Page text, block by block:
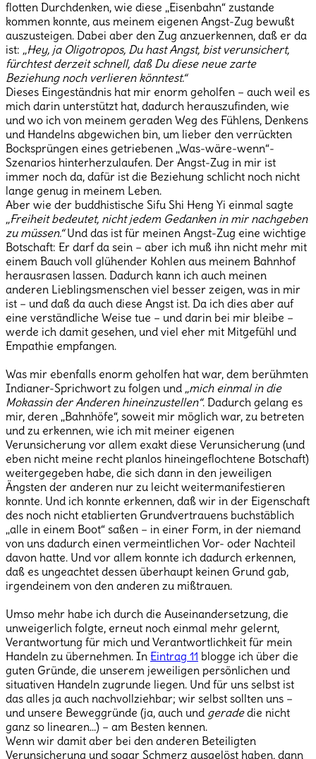
flotten Durchdenken, wie diese „Eisenbahn“ zustande
kommen konnte, aus meinem eigenen Angst-Zug bewußt
auszusteigen. Dabei aber den Zug anzuerkennen, daß er da
ist: „Hey, ja Oligotropos, Du hast Angst, bist verunsichert,
fürchtest derzeit schnell, daß Du diese neue zarte
Beziehung noch verlieren könntest.“
Dieses Eingeständnis hat mir enorm geholfen – auch weil es
mich darin unterstützt hat, dadurch herauszufinden, wie
und wo ich von meinem geraden Weg des Fühlens, Denkens
und Handelns abgewichen bin, um lieber den verrückten
Bocksprüngen eines getriebenen „Was-wäre-wenn“-
Szenarios hinterherzulaufen. Der Angst-Zug in mir ist
immer noch da, dafür ist die Beziehung schlicht noch nicht
lange genug in meinem Leben.
Aber wie der buddhistische Sifu Shi Heng Yi einmal sagte
„Freiheit bedeutet, nicht jedem Gedanken in mir nachgeben
zu müssen.“Und das ist für meinen Angst-Zug eine wichtige
Botschaft: Er darf da sein – aber ich muß ihn nicht mehr mit
einem Bauch voll glühender Kohlen aus meinem Bahnhof
herausrasen lassen. Dadurch kann ich auch meinen
anderen Lieblingsmenschen viel besser zeigen, was in mir
ist – und daß da auch diese Angst ist. Da ich dies aber auf
eine verständliche Weise tue – und darin bei mir bleibe –
werde ich damit gesehen, und viel eher mit Mitgefühl und
Empathie empfangen.
Was mir ebenfalls enorm geholfen hat war, dem berühmten
Indianer-Sprichwort zu folgen und „mich einmal in die
Mokassin der Anderen hineinzustellen“. Dadurch gelang es
mir, deren „Bahnhöfe“, soweit mir möglich war, zu betreten
und zu erkennen, wie ich mit meiner eigenen
Verunsicherung vor allem exakt diese Verunsicherung (und
eben nicht meine recht planlos hineingeflochtene Botschaft)
weitergegeben habe, die sich dann in den jeweiligen
Ängsten der anderen nur zu leicht weitermanifestieren
konnte. Und ich konnte erkennen, daß wir in der Eigenschaft
des noch nicht etablierten Grundvertrauens buchstäblich
„alle in einem Boot“ saßen – in einer Form, in der niemand
von uns dadurch einen vermeintlichen Vor- oder Nachteil
davon hatte. Und vor allem konnte ich dadurch erkennen,
daß es ungeachtet dessen überhaupt keinen Grund gab,
irgendeinem von den anderen zu mißtrauen.
Umso mehr habe ich durch die Auseinandersetzung, die
unweigerlich folgte, erneut noch einmal mehr gelernt,
Verantwortung für mich und Verantwortlichkeit für mein
Handeln zu übernehmen. In Eintrag 11 blogge ich über die
guten Gründe, die unserem jeweiligen persönlichen und
situativen Handeln zugrunde liegen. Und für uns selbst ist
das alles ja auch nachvollziehbar; wir selbst sollten uns –
und unsere Beweggründe (ja, auch und geradedie nicht
ganz so linearen…) – am Besten kennen.
Wenn wir damit aber bei den anderen Beteiligten
Verunsicherung und sogar Schmerz ausgelöst haben, dann